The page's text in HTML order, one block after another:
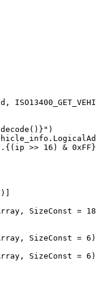
>> 16) &
SizeConst =
SizeConst =
SizeConst =